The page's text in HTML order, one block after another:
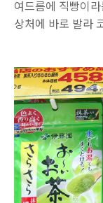
여드름에 직빵이
상처에 바로 발라